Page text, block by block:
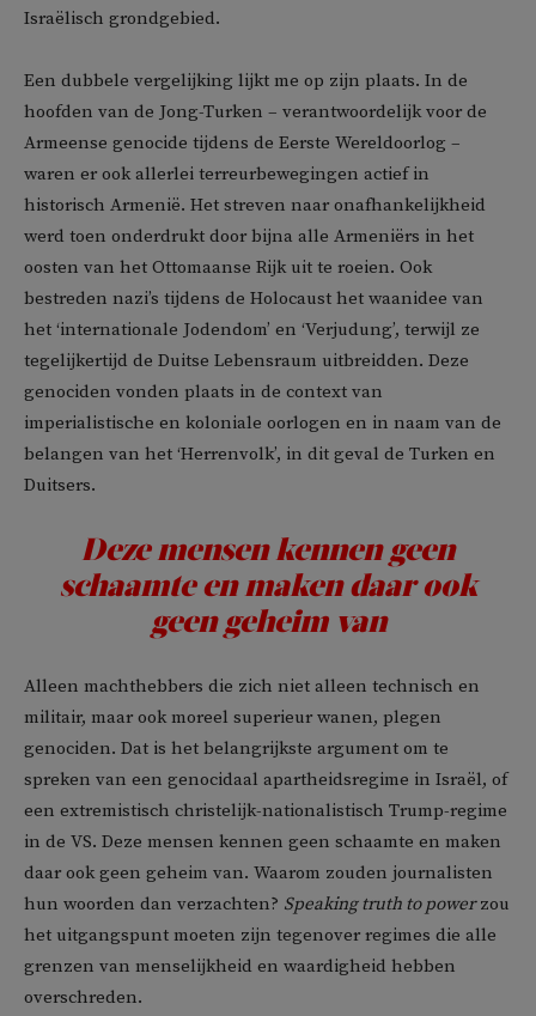
Israëlisch grondgebied.
Een dubbele vergelijking lijkt me op zijn plaats. In de
hoofden van de Jong-Turken – verantwoordelijk voor de
Armeense genocide tijdens de Eerste Wereldoorlog –
waren er ook allerlei terreurbewegingen actief in
historisch Armenië. Het streven naar onafhankelijkheid
werd toen onderdrukt door bijna alle Armeniërs in het
oosten van het Ottomaanse Rijk uit te roeien. Ook
bestreden nazi’s tijdens de Holocaust het waanidee van
het ‘internationale Jodendom’ en ‘Verjudung’, terwijl ze
tegelijkertijd de Duitse Lebensraum uitbreidden. Deze
genociden vonden plaats in de context van
imperialistische en koloniale oorlogen en in naam van de
belangen van het ‘Herrenvolk’, in dit geval de Turken en
Duitsers.
Deze mensen kennen geen
schaamte en maken daar ook
geen geheim van
Alleen machthebbers die zich niet alleen technisch en
militair, maar ook moreel superieur wanen, plegen
genociden. Dat is het belangrijkste argument om te
spreken van een genocidaal apartheidsregime in Israël, of
een extremistisch christelijk-nationalistisch Trump-regime
in de VS. Deze mensen kennen geen schaamte en maken
daar ook geen geheim van. Waarom zouden journalisten
hun woorden dan verzachten? Speaking truth to powerzou
het uitgangspunt moeten zijn tegenover regimes die alle
grenzen van menselijkheid en waardigheid hebben
overschreden.